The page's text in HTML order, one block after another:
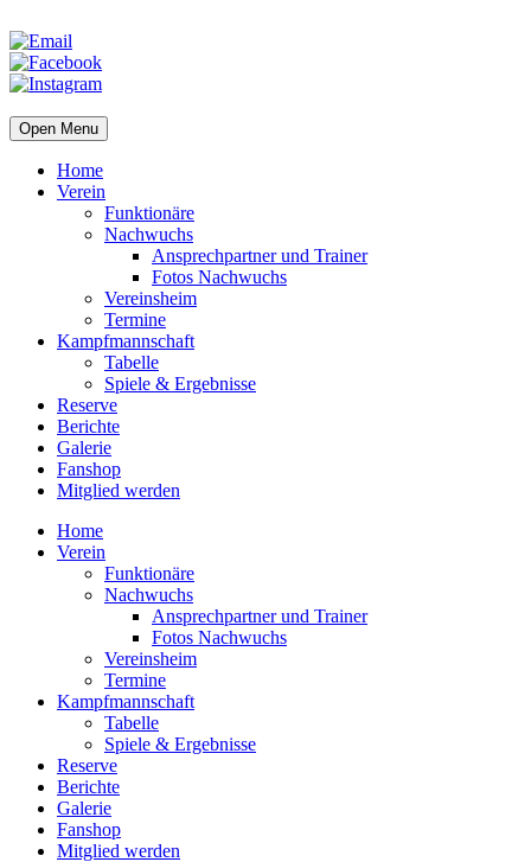
Open Menu
Home
Verein
Funktionäre
Nachwuchs
Ansprechpartner und Trainer
Fotos Nachwuchs
Vereinsheim
Termine
Kampfmannschaft
Tabelle
Spiele & Ergebnisse
Reserve
Berichte
Galerie
Fanshop
Mitglied werden
Home
Verein
Funktionäre
Nachwuchs
Ansprechpartner und Trainer
Fotos Nachwuchs
Vereinsheim
Termine
Kampfmannschaft
Tabelle
Spiele & Ergebnisse
Reserve
Berichte
Galerie
Fanshop
Mitglied werden